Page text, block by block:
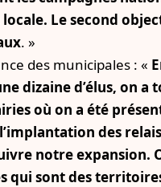
locale. Le second
. »
des municipales : «
dizaine d’élus, on a
où on a été
des
notre expansion.
qui sont des